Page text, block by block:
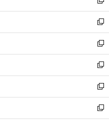
開
く
ウ
で
開
く
ン
ド
ウ
で
開
く
い
ウ
ィ
ン
ド
ウ
で
開
く
新
し
い
ウ
ィ
ン
ド
ウ
で
開
く
新
し
い
ウ
ィ
ン
ド
ウ
で
開
新
し
い
ウ
ィ
ン
ド
ウ
新
し
い
ウ
ィ
ン
新
し
い
ウ
新
し